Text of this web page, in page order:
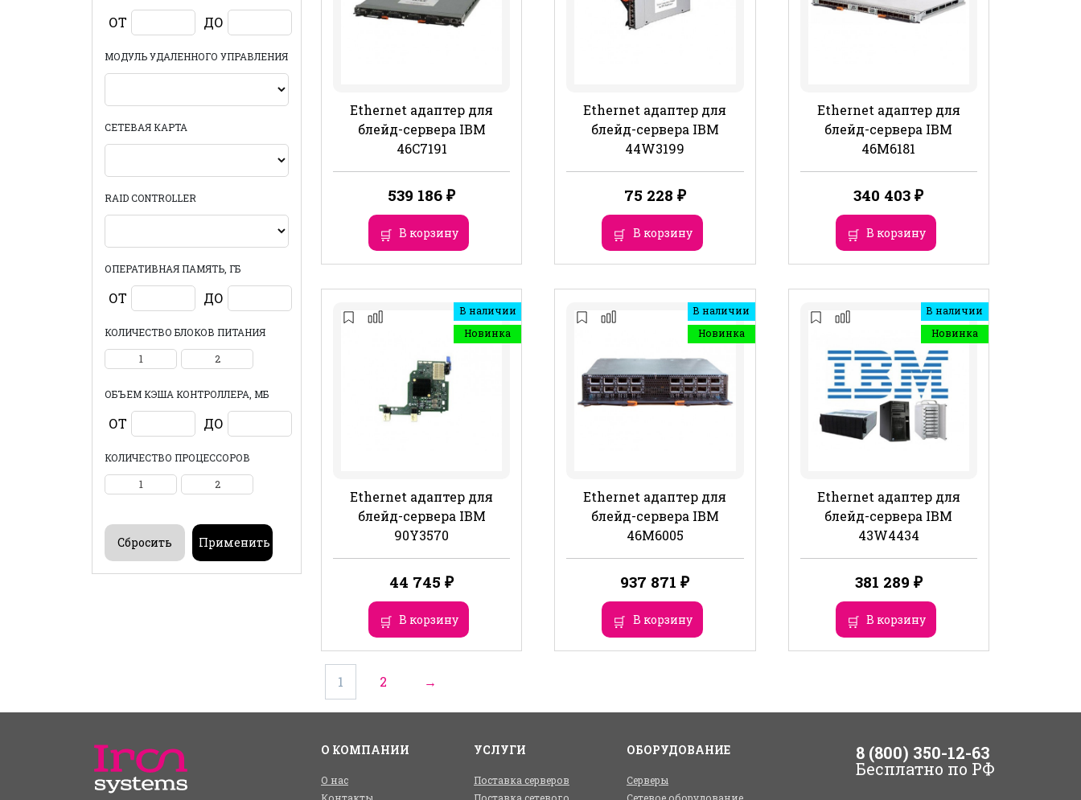
ОТ ДО
МОДУЛЬ УДАЛЕННОГО УПРАВЛЕНИЯ
СЕТЕВАЯ КАРТА
RAID CONTROLLER
ОПЕРАТИВНАЯ ПАМЯТЬ, ГБ
ОТ ДО
КОЛИЧЕСТВО БЛОКОВ ПИТАНИЯ
1 2
ОБЪЕМ КЭША КОНТРОЛЛЕРА, МБ
ОТ ДО
КОЛИЧЕСТВО ПРОЦЕССОРОВ
1 2
Ethernet адаптер для
блейд-сервера IBM
46C7191
539 186₽
В корзину
Ethernet адаптер для
блейд-сервера IBM
44W3199
75 228 ₽
В корзину
Ethernet адаптер для
блейд-сервера IBM
46M6181
340 403₽
В корзину
В наличии
Новинка
Ethernet адаптер для
блейд-сервера IBM
90Y3570
44 745₽
В корзину
В наличии
Новинка
Ethernet адаптер для
блейд-сервера IBM
46M6005
937 871₽
В корзину
В наличии
Новинка
Ethernet адаптер для
блейд-сервера IBM
43W4434
381 289 ₽
В корзину
1 2 →
О КОМПАНИИ
О нас
УСЛУГИ
Поставка серверов
ОБОРУДОВАНИЕ
Серверы
8 (800) 350-12-63
Бесплатно по РФ